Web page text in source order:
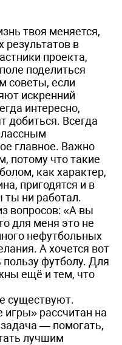
твоя меняется,
результатов в
проекта,
поделиться
советы, если
искренний
интересно,
добиться. Всегда
главное. Важно
потому что такие
как характер,
пригодятся и в
ни работал.
вопросов: «А вы
для меня это не
нефутбольных
А хочется вот
футболу. Для
ещё и тем, что
существуют.
рассчитан на
— помогать,
лучшим